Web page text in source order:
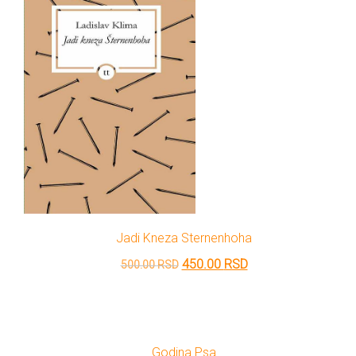
Jadi Kneza Sternenhoha
500.00RSD Originalna
450.00 RSDTrenutna
Godina Psa